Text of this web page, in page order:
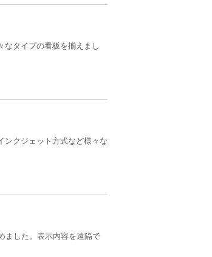
なタイプの看板を揃えまし
ンクジェット方式など様々な
ました。表示内容を遠隔で